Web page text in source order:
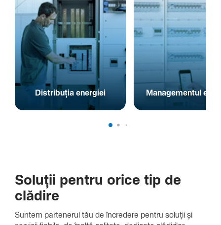
Distribuția energiei Managementul
Soluții pentru orice tip de
clădire
Suntem parte­nerul tău de încre­dere pentru soluții și